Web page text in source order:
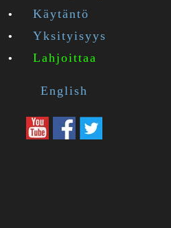
Käytäntö
Yksityisyys
Lahjoittaa
English